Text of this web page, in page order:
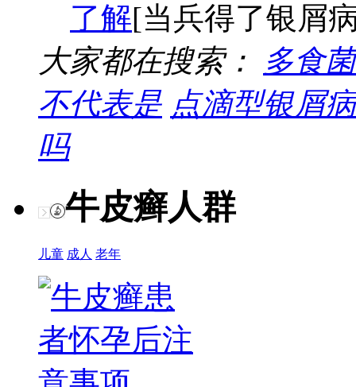
了解[当兵得了银屑
大家都在搜索：
多食
不代表是 点滴型银屑
吗
牛皮癣人群
儿童 成人 老年